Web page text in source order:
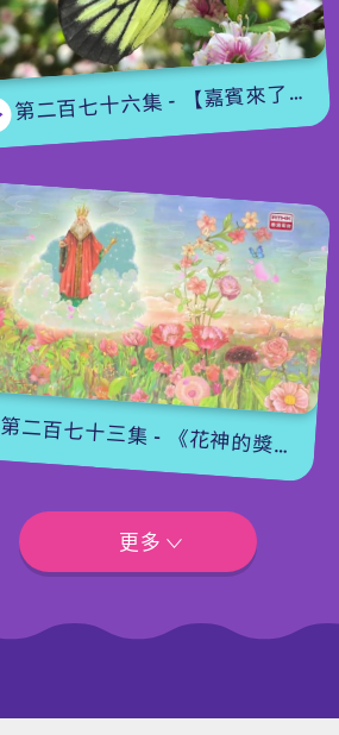
第二百七十六集 - 【嘉賓來了】 蝴蝶專家
第二百七十三集 - 《花神的獎勵》上集
更多